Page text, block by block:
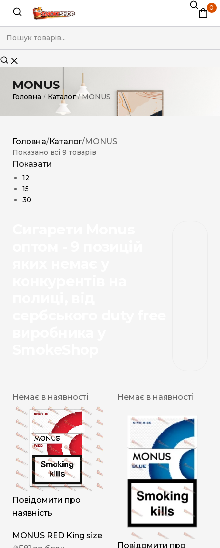
0
MONUS
Головна / Каталог / MONUS
Головна/Каталог/MONUS
Показано всі 9 товарів
Показати
12
15
30
Немає в наявності
Повідомити про
наявність
MONUS RED King size
Немає в наявності
Повідомити про